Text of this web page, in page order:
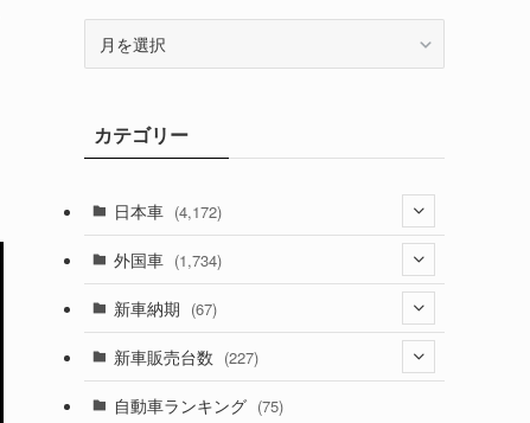
ブカテゴリー
日本車 (4,172)
(1,321)
(329)
(525)
外国車 (1,734)
(188)
(242)
新車納期 (67)
(28)
(8)
新車販売台数 (227)
(21)
自動車ランキング (75)